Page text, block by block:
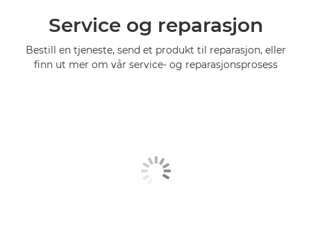
Service og reparasjon
Bestill en tjeneste, send et produkt til reparasjon, eller
finn ut mer om vår service- og reparasjonsprosess